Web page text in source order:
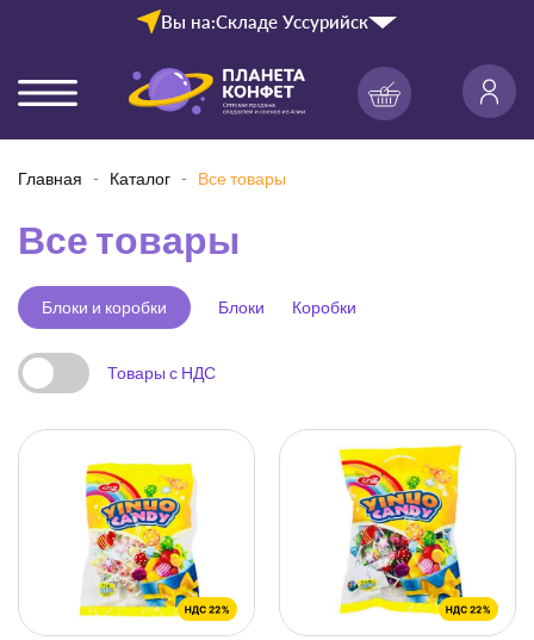
Вы на:Складе Уссурийск
Главная Каталог Все товары
Все товары
Блоки и коробки Блоки Коробки
Товары с НДС